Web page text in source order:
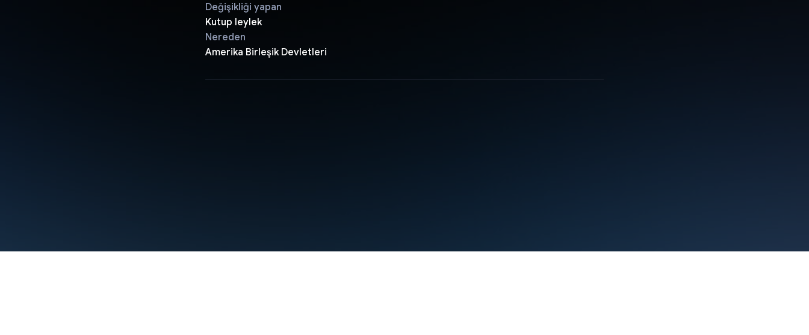
Değişikliği yapan
Kutup leylek
Nereden
Amerika Birleşik Devletleri